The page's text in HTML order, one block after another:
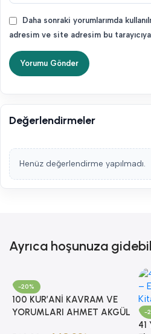
Değerlendirmeler
Henüz değerlendirme yapılmadı.
Daha sonraki yorumlarımda
adresim ve site adresim bu
Ayrıca hoşunuza
-20%
100 KUR’ANİ KAVRAM VE
YORUMLARI AHMET AKGÜL
-
41